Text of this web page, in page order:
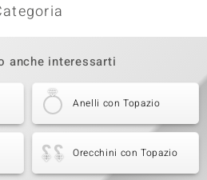
anche interessarti
Anelli con Topazio
Orecchini con Topazio